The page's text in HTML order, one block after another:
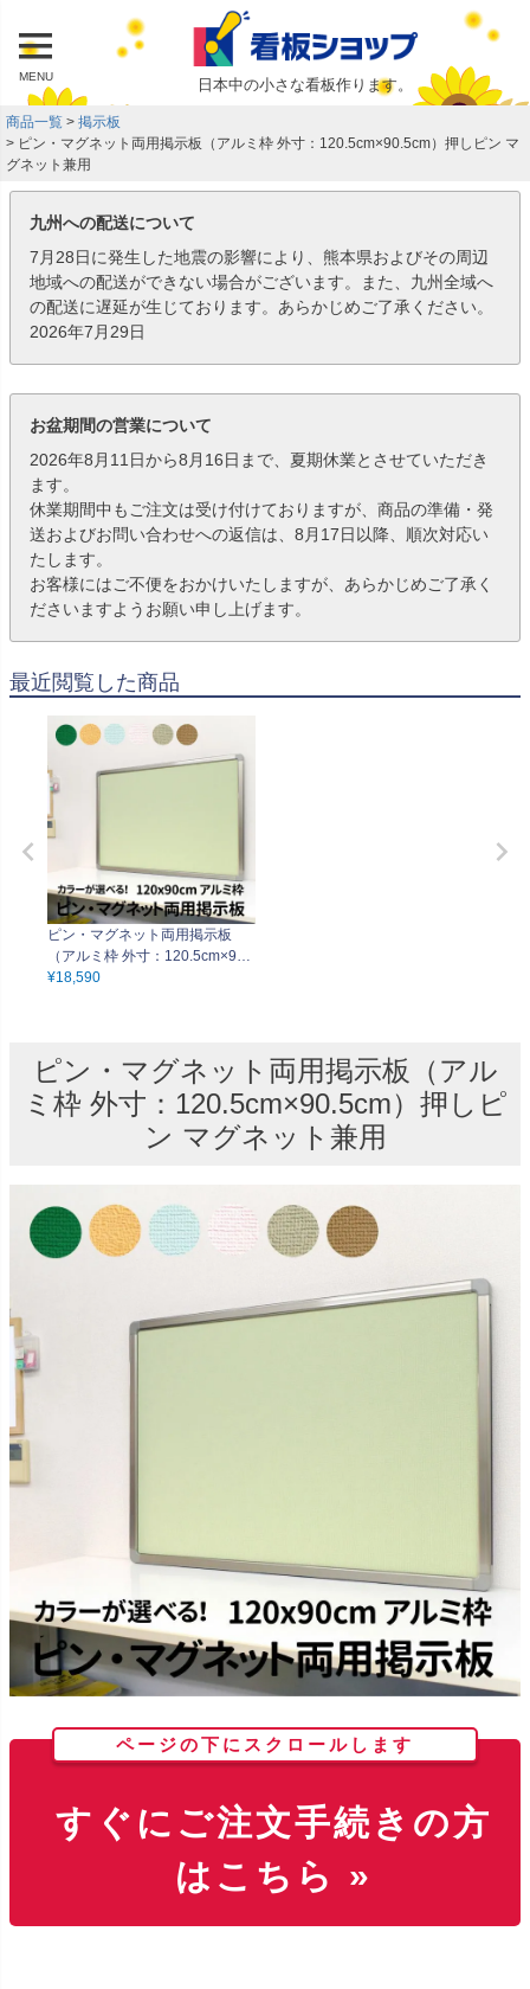
MENU 日本中の小さな看板作ります。
商品一覧
掲示板
ピン・マグネット両用掲示板（アルミ枠 外寸：120.5cm×90.5cm）押しピン マ
グネット兼用
九州への配送について
7月28日に発生した地震の影響により、熊本県およびその周辺
地域への配送ができない場合がございます。また、九州全域へ
の配送に遅延が生じております。あらかじめご了承ください。
2026年7月29日
お盆期間の営業について
2026年8月11日から8月16日まで、夏期休業とさせていただき
ます。
休業期間中もご注文は受け付けておりますが、商品の準備・発
送およびお問い合わせへの返信は、8月17日以降、順次対応い
たします。
お客様にはご不便をおかけいたしますが、あらかじめご了承く
ださいますようお願い申し上げます。
最近閲覧した商品
ピン・マグネット両用掲示板
（アルミ枠 外寸：120.5cm×90.
5cm）押しピン マグネット兼用
¥18,590
ピン・マグネット両用掲示板（アル
ミ枠 外寸：120.5cm×90.5cm）押しピ
ン マグネット兼用
ページの下にスクロールします
すぐにご注文手続きの方
はこちら »